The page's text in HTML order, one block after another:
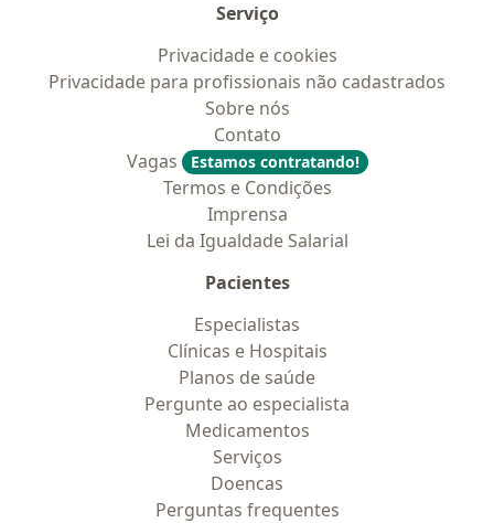
Serviço
Privacidade e cookies
Privacidade para profissionais não cadastrados
Sobre nós
Contato
Vagas
Estamos contratando!
Termos e Condições
Imprensa
Lei da Igualdade Salarial
Pacientes
Especialistas
Clínicas e Hospitais
Planos de saúde
Pergunte ao especialista
Medicamentos
Serviços
Doencas
Perguntas frequentes